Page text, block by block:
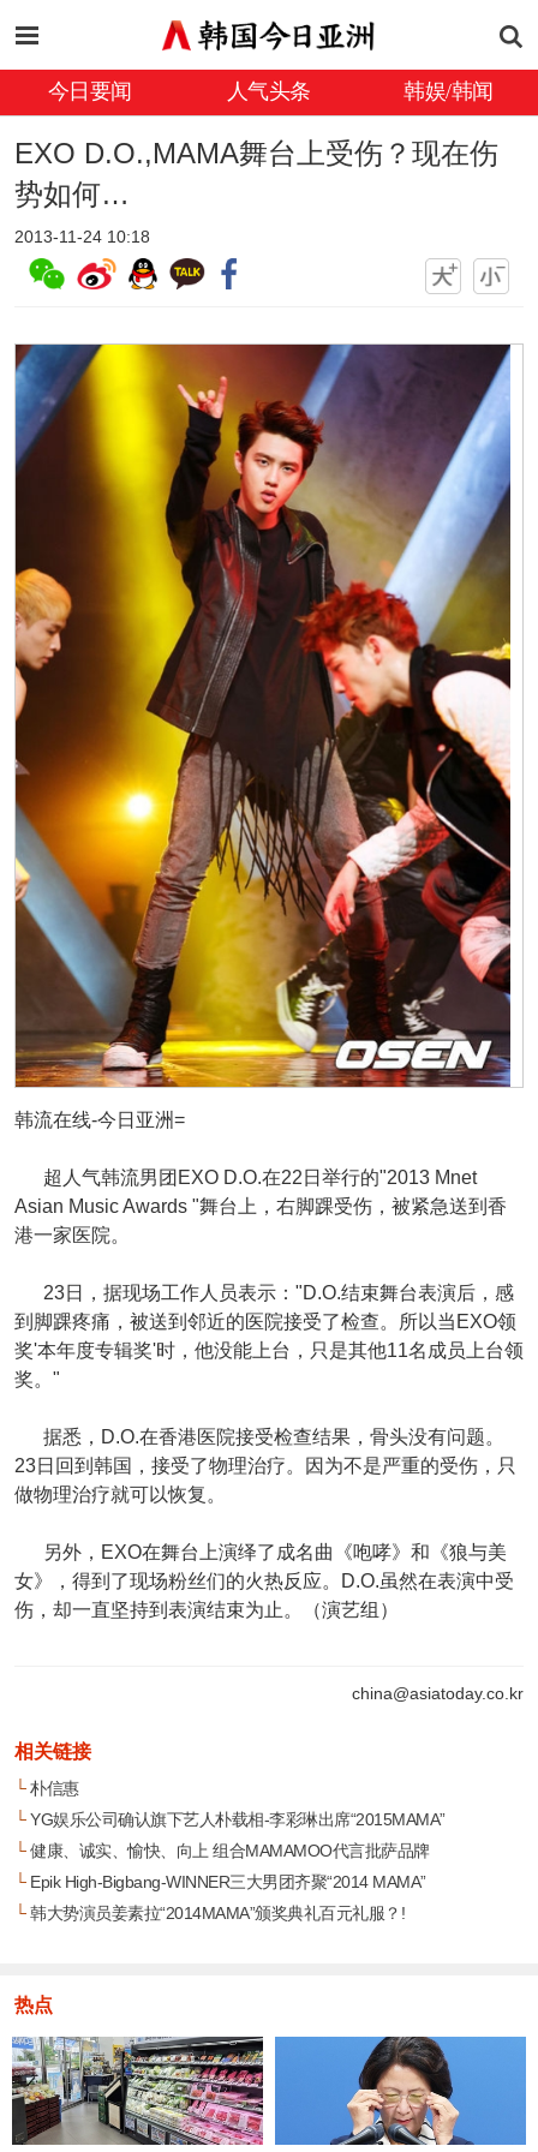
今日要闻 人气头条 韩娱/韩闻
EXO D.O.,MAMA舞台上受伤？现在伤
势如何…
2013-11-24 10:18
韩流在线-今日亚洲=
超人气韩流男团EXO D.O.在22日举行的"2013 Mnet
Asian Music Awards "舞台上，右脚踝受伤，被紧急送到香
港一家医院。
23日，据现场工作人员表示："D.O.结束舞台表演后，感
到脚踝疼痛，被送到邻近的医院接受了检查。所以当EXO领
奖'本年度专辑奖'时，他没能上台，只是其他11名成员上台领
奖。"
据悉，D.O.在香港医院接受检查结果，骨头没有问题。
23日回到韩国，接受了物理治疗。因为不是严重的受伤，只
做物理治疗就可以恢复。
另外，EXO在舞台上演绎了成名曲《咆哮》和《狼与美
女》，得到了现场粉丝们的火热反应。D.O.虽然在表演中受
伤，却一直坚持到表演结束为止。（演艺组）
china@asiatoday.co.kr
相关链接
└朴信惠
└YG娱乐公司确认旗下艺人朴载相-李彩琳出席“2015MAMA”
└健康、诚实、愉快、向上 组合MAMAMOO代言批萨品牌
└Epik High-Bigbang-WINNER三大男团齐聚“2014 MAMA”
└韩大势演员姜素拉“2014MAMA”颁奖典礼百元礼服？!
热点